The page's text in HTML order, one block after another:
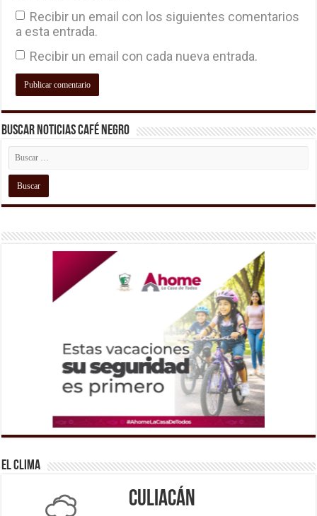
Recibir un email con los siguientes comentarios
a esta entrada.
Recibir un email con cada nueva entrada.
Buscar Noticias Café Negro
El Clima
Culiacán